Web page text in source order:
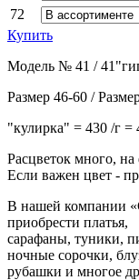
72
Купить
Модель № 41 /
Размер 46-60 /
"кулирка" = 430 /г =
Расцветок много,
Если важен цвет -
В нашей компании
приобрести платья,
сарафаны, туники,
ночные сорочки,
рубашки и многое